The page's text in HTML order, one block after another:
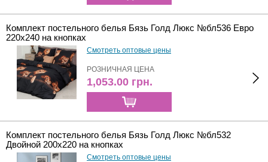
Комплект постельного белья Бязь Голд Люкс №бл536 Евро
220х240 на кнопках
Смотреть оптовые цены
РОЗНИЧНАЯ ЦЕНА
1,053.00 грн.
Комплект постельного белья Бязь Голд Люкс №бл532
Двойной 200х220 на кнопках
Смотреть оптовые цены